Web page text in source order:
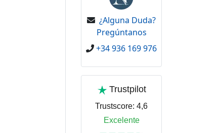
¿Alguna Duda?
Pregúntanos
+34 936 169 976
Trustpilot
Trustscore: 4,6
Excelente